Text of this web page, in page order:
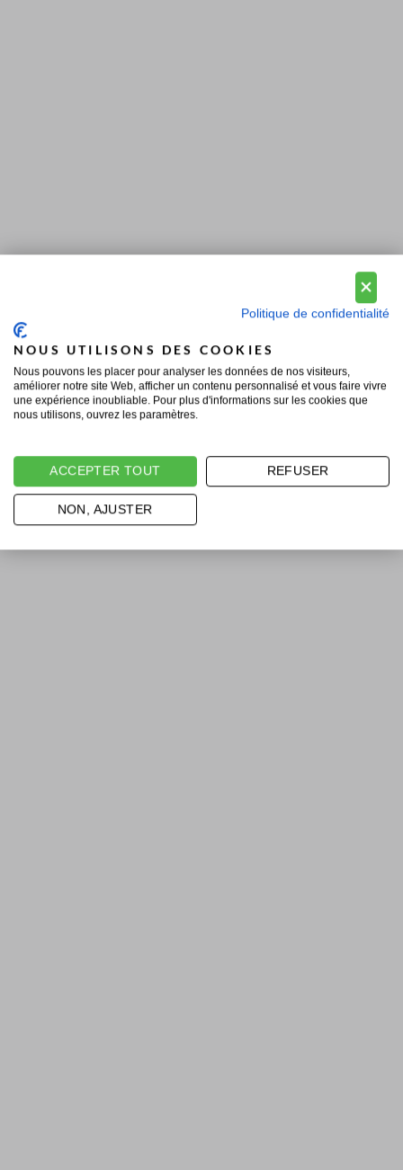
Politique de confidentialité
NOUS UTILISONS DES COOKIES
Nous pouvons les placer pour analyser les données de nos visiteurs,
améliorer notre site Web, afficher un contenu personnalisé et vous faire vivre
une expérience inoubliable. Pour plus d'informations sur les cookies que
nous utilisons, ouvrez les paramètres.
ACCEPTER TOUT REFUSER
NON, AJUSTER